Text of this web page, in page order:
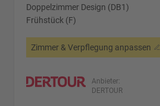
Doppelzimmer Design (DB1)
Frühstück (F)
Zimmer & Verpflegung anpassen
Anbieter:
DERTOUR